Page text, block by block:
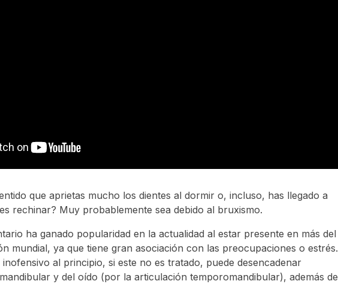
que aprietas mucho los dientes al dormir o, incluso, has llegado a
rechinar? Muy probablemente sea debido al bruxismo.
ha ganado popularidad en la actualidad al estar presente en más del
mundial, ya que tiene gran asociación con las preocupaciones o estrés.
al principio, si este no es tratado, puede desencadenar
y del oído (por la articulación temporomandibular), además de